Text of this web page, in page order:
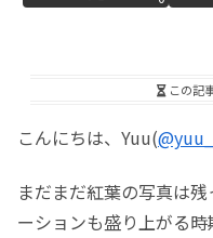
この記
こんにちは、Yuu(
まだまだ紅葉の写真は
ーションも盛り上がる